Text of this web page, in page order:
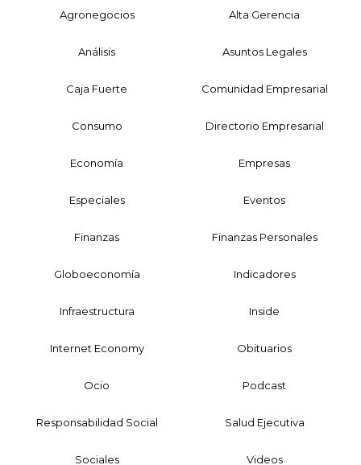
Agronegocios Alta Gerencia
Análisis Asuntos Legales
Caja Fuerte Comunidad Empresarial
Consumo Directorio Empresarial
Economía Empresas
Especiales Eventos
Finanzas Finanzas Personales
Globoeconomía Indicadores
Infraestructura Inside
Internet Economy Obituarios
Ocio Podcast
Responsabilidad Social Salud Ejecutiva
Sociales Videos